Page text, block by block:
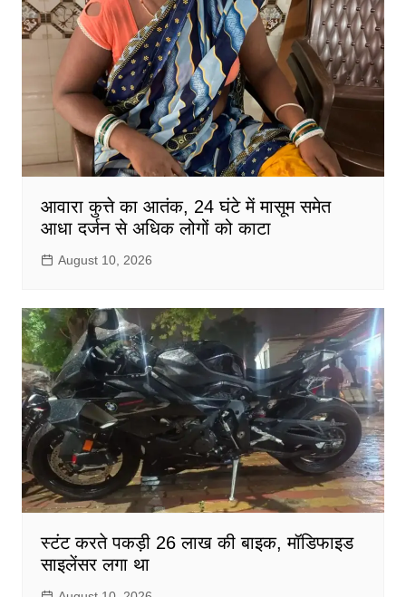
आवारा कुत्ते का आतंक, 24 घंटे में मासूम समेत
आधा दर्जन से अधिक लोगों को काटा
August 10, 2026
स्टंट करते पकड़ी 26 लाख की बाइक, मॉडिफाइड
साइलेंसर लगा था